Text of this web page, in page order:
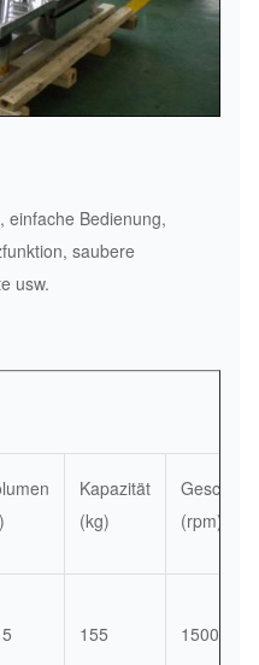
einfache Bedienung,
saubere
usw.
Kapazität
(kg)
(rpm)
155 1500